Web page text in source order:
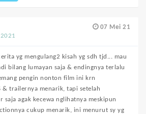
07 Mei 21
yg mengulang2 kisah yg sdh tjd... mau
bilang lumayan saja & endingnya terlalu
pengin nonton film ini krn
& trailernya menarik, tapi setelah
saja agak kecewa nglihatnya meskipun
cukup menarik, ini menurut sy yg